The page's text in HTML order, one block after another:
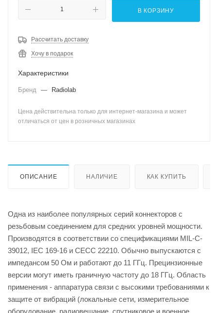
В КОРЗИНУ
Рассчитать доставку
Хочу в подарок
Характеристики
Бренд — Radiolab
Цена действительна только для интернет-магазина и может
отличаться от цен в розничных магазинах
ОПИСАНИЕ НАЛИЧИЕ КАК КУПИТЬ
Одна из наиболее популярных серий коннекторов с
резьбовым соединением для средних уровней мощности.
Производятся в соответствии со спецификациями MIL-C-
39012, IEC 169-16 и CECC 22210. Обычно выпускаются с
импедансом 50 Ом и работают до 11 ГГц. Прецинзионные
версии могут иметь граничную частоту до 18 ГГц. Область
применения - аппаратура связи с высокими требованиями к
защите от вибраций (локальные сети, измерительное
оборудование, радиовещание, спутниковое и военное